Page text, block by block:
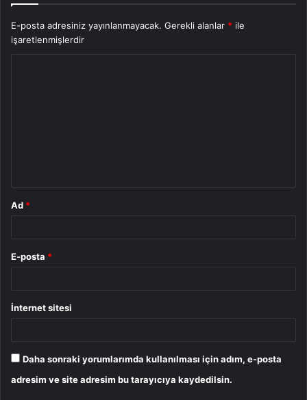
E-posta adresiniz yayınlanmayacak. Gerekli alanlar * ile
işaretlenmişlerdir
Ad *
E-posta *
İnternet sitesi
Daha sonraki yorumlarımda kullanılması için adım, e-posta
adresim ve site adresim bu tarayıcıya kaydedilsin.